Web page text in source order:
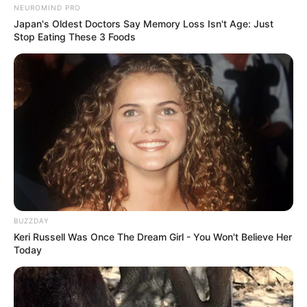
Auto- und Oldtimermuseen
DDR-Museen
Museen und Erinnerungsstätten der DDR-Grenze
Dinosaurierausstellungen und Urzeittiere
Eisenbahnmuseen
Filmmuseen und Filmparks
Modelleisenbahnausstellungen
Museumseisenbahnen und Dampflokfahrten
Höhlen und Besucherbergwerke
Parkanlagen mit Miniaturausstellungen
NEUROMIND PRO
Japan's Oldest Doctors Say Memory Loss Isn't Age: Just
Stop Eating These 3 Foods
BUZZDAY
Keri Russell Was Once The Dream Girl - You Won't Believe Her
Today